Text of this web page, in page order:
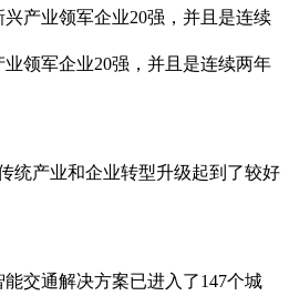
产业领军企业20强，并且是连续
领军企业20强，并且是连续两年
统产业和企业转型升级起到了较好
交通解决方案已进入了147个城